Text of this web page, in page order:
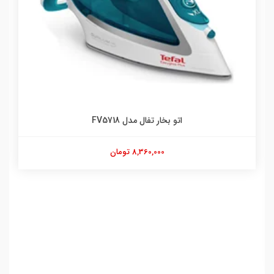
اتو بخار تفال مدل FV5718
8,360,000 تومان